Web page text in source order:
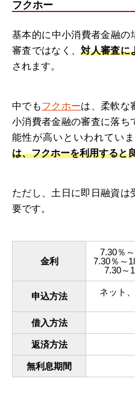
フクホー
基本的に中小消費者金融の
審査ではなく、対人審査に
されます。
中でもフクホーは、柔軟な
小消費者金融の審査に落ち
能性が高いといわれていま
は、フクホーを利用すると
ただし、土日に即日融資は
要です。
金利
7.30％
7.30％～
7.30～
申込方法
ネット
借入方法
返済方法
無利息期間